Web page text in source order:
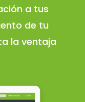
a tus
de tu
la ventaja